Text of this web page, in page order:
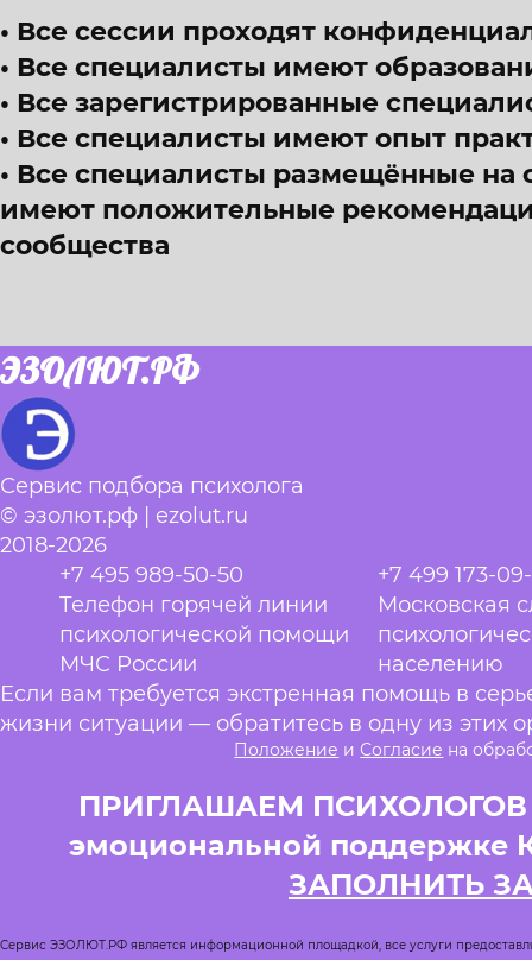
Все сессии проходят
Все специалисты имеют
Все зарегистрированные
Все специалисты имеют опыт
Все специалисты размещённые на
имеют положительные
сообщества
ЭЗОЛЮТ.РФ
Сервис подбора психолога
© эзолют.рф | ezolut.ru
2018-2026
+7 495 989-50-50
Телефон горячей линии
психологической помощи
МЧС России
+7 499 173-
Московская
населению
Если вам требуется экстренная помощь в
жизни ситуации — обратитесь в одну из этих
Положение и Согласие на
ПРИГЛАШАЕМ ПСИХОЛОГОВ
эмоциональной поддержке
ЗАПОЛНИТЬ
Сервис ЭЗОЛЮТ.РФ является информационной площадкой, все услуги